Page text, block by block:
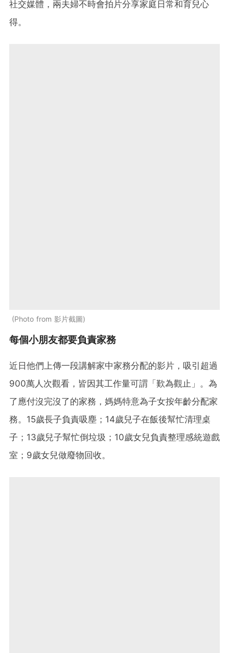
社交媒體，兩夫婦不時會拍片分享家庭日常和育兒心
得。
Photo from 影片截圖
每個小朋友都要負責家務
近日他們上傳一段講解家中家務分配的影片，吸引超過
900萬人次觀看，皆因其工作量可謂「歎為觀止」。為
了應付沒完沒了的家務，媽媽特意為子女按年齡分配家
務。15歲長子負責吸塵；14歲兒子在飯後幫忙清理桌
子；13歲兒子幫忙倒垃圾；10歲女兒負責整理感統遊戲
室；9歲女兒做廢物回收。